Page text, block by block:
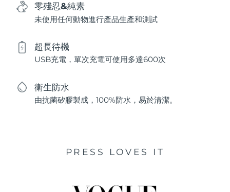
零殘忍&純素
未使用任何動物進行產品生產和測試
超長待機
USB充電，單次充電可使用多達600次
衛生防水
由抗菌矽膠製成，100%防水，易於清潔。
PRESS LOVES IT